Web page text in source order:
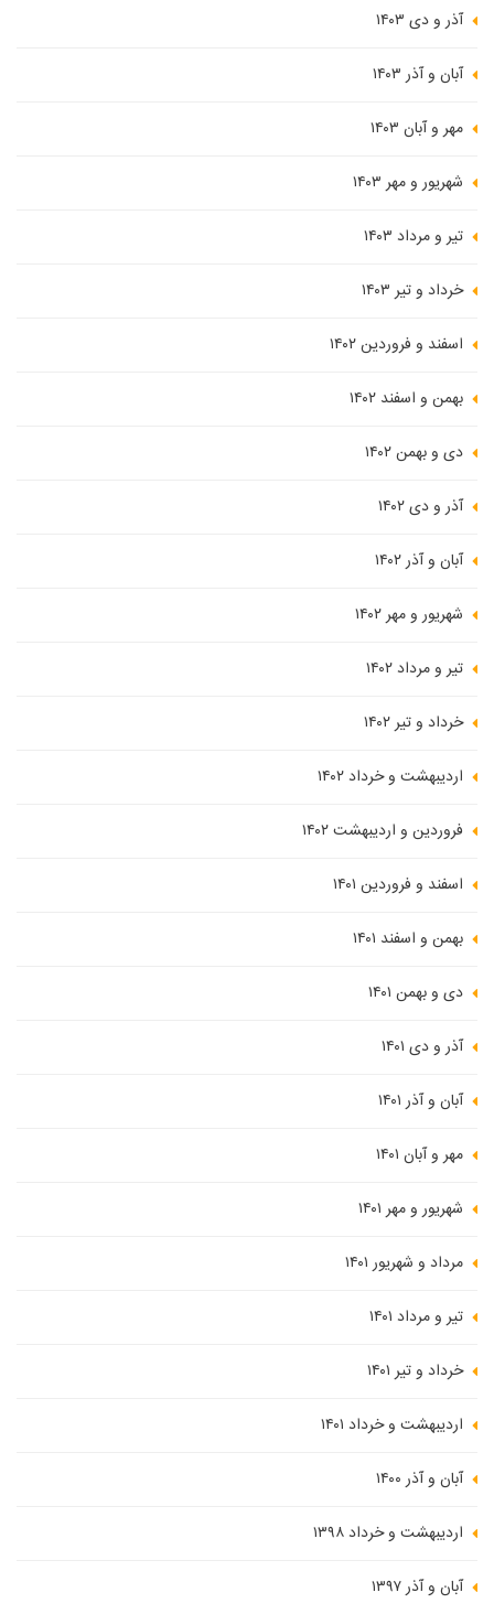
آذر و دی ۱۴۰۳
آبان و آذر ۱۴۰۳
مهر و آبان ۱۴۰۳
شهریور و مهر ۱۴۰۳
تیر و مرداد ۱۴۰۳
خرداد و تیر ۱۴۰۳
اسفند و فروردین ۱۴۰۲
بهمن و اسفند ۱۴۰۲
دی و بهمن ۱۴۰۲
آذر و دی ۱۴۰۲
آبان و آذر ۱۴۰۲
شهریور و مهر ۱۴۰۲
تیر و مرداد ۱۴۰۲
خرداد و تیر ۱۴۰۲
اردیبهشت و خرداد ۱۴۰۲
فروردین و اردیبهشت ۱۴۰۲
اسفند و فروردین ۱۴۰۱
بهمن و اسفند ۱۴۰۱
دی و بهمن ۱۴۰۱
آذر و دی ۱۴۰۱
آبان و آذر ۱۴۰۱
مهر و آبان ۱۴۰۱
شهریور و مهر ۱۴۰۱
مرداد و شهریور ۱۴۰۱
تیر و مرداد ۱۴۰۱
خرداد و تیر ۱۴۰۱
اردیبهشت و خرداد ۱۴۰۱
آبان و آذر ۱۴۰۰
اردیبهشت و خرداد ۱۳۹۸
آبان و آذر ۱۳۹۷